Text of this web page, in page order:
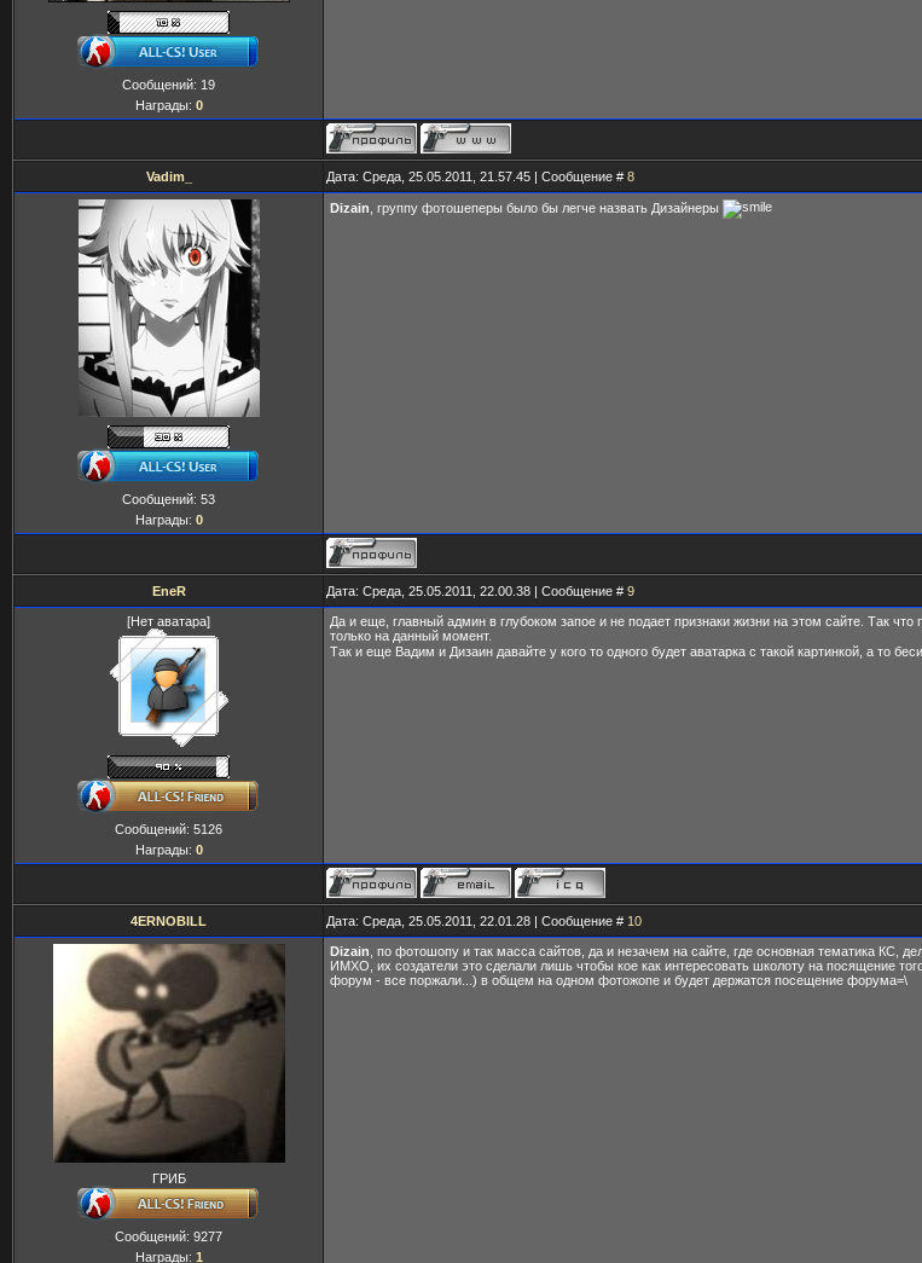
Сообщений: 19
Награды: 0
Vadim_ Дата: Среда, 25.05.2011, 21.57.45 | Сообщение # 8
Сообщений: 53
Награды: 0
Dizain , группу фотошеперы было бы легче назвать Дизайнеры
EneR Дата: Среда, 25.05.2011, 22.00.38 | Сообщение # 9
[Нет аватара]
Сообщений: 5126
Награды: 0
Да и еще, главный админ в глубоком запое и не подает признаки жизни на этом сайте. Так
только на данный момент.
Так и еще Вадим и Дизаин давайте у кого то одного будет аватарка с такой картинкой, а то
4ERNOBILL Дата: Среда, 25.05.2011, 22.01.28 | Сообщение # 10
ГРИБ
Сообщений: 9277
Награды: 1
Dizain , по фотошопу и так масса сайтов, да и незачем на сайте, где основная тематика КС,
ИМХО, их создатели это сделали лишь чтобы кое как интересовать школоту на посящение
форум - все поржали...) в общем на одном фотожопе и будет держатся посещение форума=\